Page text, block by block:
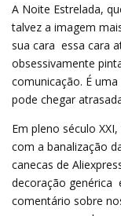
A Noite Estrelada,
talvez a imagem
sua cara  essa
obsessivamente
comunicação. É
pode chegar
Em pleno século
com a banalização
canecas de
decoração genérica
comentário sobre